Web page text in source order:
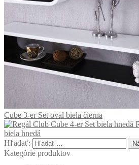
Cube 3-er Set oval biela čierna
biela hnedá
Hľadať:
Kategórie produktov